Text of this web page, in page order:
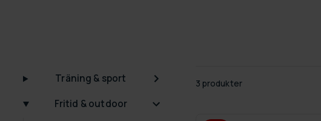
Träning & sport
Fritid & outdoor
3 produkter